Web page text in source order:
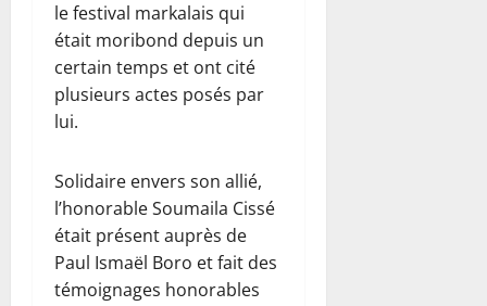
le festival markalais qui
était moribond depuis un
certain temps et ont cité
plusieurs actes posés par
lui.
Solidaire envers son allié,
l’honorable Soumaila Cissé
était présent auprès de
Paul Ismaël Boro et fait des
témoignages honorables